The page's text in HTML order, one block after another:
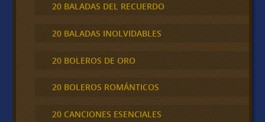
20 BALADAS DEL RECUERDO
20 BALADAS INOLVIDABLES
20 BOLEROS DE ORO
20 BOLEROS ROMÁNTICOS
20 CANCIONES ESENCIALES